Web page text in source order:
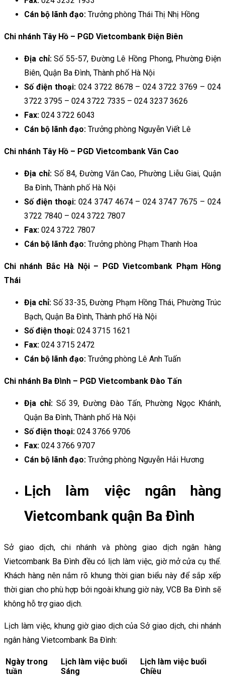
Cán bộ lãnh đạo: Trưởng phòng Thái Thị Nhị Hồng
Chi nhánh Tây Hồ – PGD Vietcombank Điện Biên
Địa chỉ:Số 55-57, Đường Lê Hồng Phong, Phường Điện
Biên, Quận Ba Đình, Thành phố Hà Nội
Số điện thoại: 024 3722 8678 – 024 3722 3769 – 024
3722 3795 – 024 3722 7335 – 024 3237 3626
Fax: 024 3722 6043
Cán bộ lãnh đạo: Trưởng phòng Nguyễn Viết Lê
Chi nhánh Tây Hồ – PGD Vietcombank Văn Cao
Địa chỉ: Số 84, Đường Văn Cao, Phường Liễu Giai, Quận
Ba Đình, Thành phố Hà Nội
Số điện thoại: 024 3747 4674 – 024 3747 7675 – 024
3722 7840 – 024 3722 7807
Fax: 024 3722 7807
Cán bộ lãnh đạo: Trưởng phòng Phạm Thanh Hoa
Chi nhánh Bắc Hà Nội – PGD Vietcombank Phạm Hồng
Thái
Địa chỉ:Số 33-35, Đường Phạm Hồng Thái, Phường Trúc
Bạch, Quận Ba Đình, Thành phố Hà Nội
Số điện thoại: 024 3715 1621
Fax: 024 3715 2472
Cán bộ lãnh đạo: Trưởng phòng Lê Anh Tuấn
Chi nhánh Ba Đình – PGD Vietcombank Đào Tấn
Địa chỉ: Số 39, Đường Đào Tấn, Phường Ngọc Khánh,
Quận Ba Đình, Thành phố Hà Nội
Số điện thoại: 024 3766 9706
Fax: 024 3766 9707
Cán bộ lãnh đạo: Trưởng phòng Nguyễn Hải Hương
Lịch làm việc ngân hàng
Vietcombank quận Ba Đình
Sở giao dịch, chi nhánh và phòng giao dịch ngân hàng
Vietcombank Ba Đình đều có lịch làm việc, giờ mở cửa cụ thể.
Khách hàng nên nắm rõ khung thời gian biểu này để sắp xếp
thời gian cho phù hợp bởi ngoài khung giờ này, VCB Ba Đình sẽ
không hỗ trợ giao dịch.
Lịch làm việc, khung giờ giao dịch của Sở giao dịch, chi nhánh
ngân hàng Vietcombank Ba Đình:
Ngày trong
tuần
Lịch làm việc buổi
Sáng
Lịch làm việc buổi
Chiều